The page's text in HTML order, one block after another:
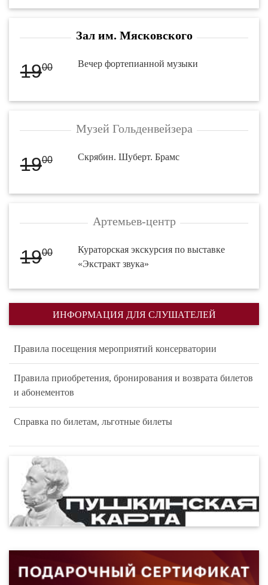
Зал им. Мясковского
1900 Вечер фортепианной музыки
Музей Гольденвейзера
1900 Скрябин. Шуберт. Брамс
Артемьев-центр
1900
Кураторская экскурсия по выставке
«Экстракт звука»
ИНФОРМАЦИЯ ДЛЯ СЛУШАТЕЛЕЙ
Правила посещения мероприятий консерватории
Правила приобретения, бронирования и возврата билетов
и абонементов
Справка по билетам, льготные билеты